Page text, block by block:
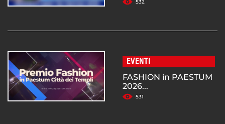
532
EVENTI
FASHION in PAESTUM
2026...
531